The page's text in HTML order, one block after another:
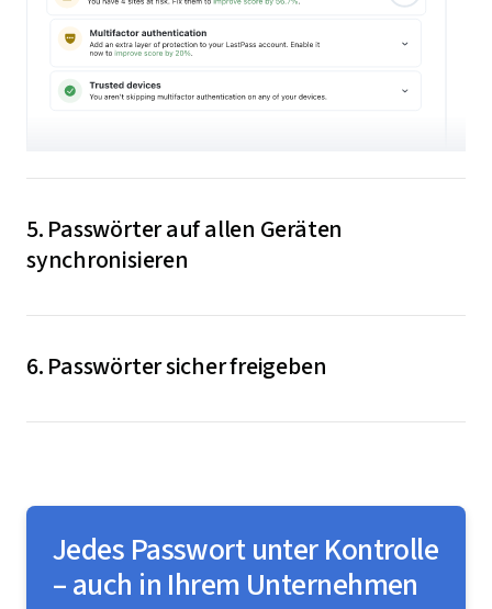
5. Passwörter auf allen Geräten
synchronisieren
Ein Passwort, das Sie auf einem Ihrer Geräte
Synchronisation automatisch in allen
6. Passwörter sicher freigeben
LastPass ermöglicht die sichere Freigabe von
Hand, denn Sie können genau steuern, wer auf welche
Daten Zugriff erhalten soll.
Jedes Passwort unter Kontrolle
– auch in Ihrem Unternehmen